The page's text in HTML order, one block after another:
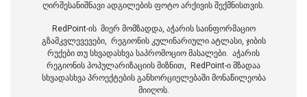
ღირშესანიშნავი ადგილების ფოტო არქივის შექმნისთვის.
RedPoint-ის მიერ მომზადდა, აჭარის საინფორმაციო
გზამკვლევევები, რეგიონის კულინარიული ატლასი, ჯიბის
რუქები თუ სხვადასხვა საპრომოციო მასალები. აჭარის
რეგიონის პოპულარიზაციის მიზნით, RedPoint-ი მზადაა
სხვადასხვა პროექტების განხორციელებაში მონაწილეობა
მიიღოს.